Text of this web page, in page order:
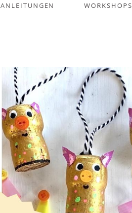
ANLEITUNGEN WORKSHOPS